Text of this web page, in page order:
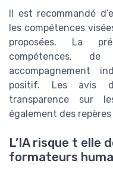
Il est recommandé
les compétences
proposées. La
compétences,
accompagnement
positif. Les avis
transparence sur
également des
L’IA risque t elle
formateurs